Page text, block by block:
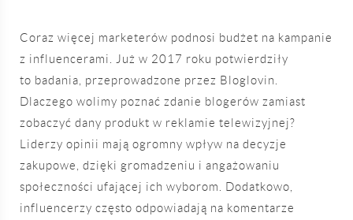
Coraz więcej marketerów podnosi budżet na kampanie
z influencerami. Już w 2017 roku potwierdziły
to badania, przeprowadzone przez Bloglovin.
Dlaczego wolimy poznać zdanie blogerów zamiast
zobaczyć dany produkt w reklamie telewizyjnej?
Liderzy opinii mają ogromny wpływ na decyzje
zakupowe, dzięki gromadzeniu i angażowaniu
społeczności ufającej ich wyborom. Dodatkowo,
influencerzy często odpowiadają na komentarze